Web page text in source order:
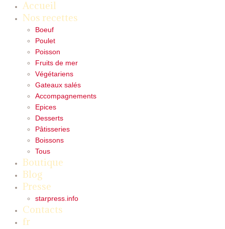
Accueil
Nos recettes
Boeuf
Poulet
Poisson
Fruits de mer
Végétariens
Gateaux salés
Accompagnements
Epices
Desserts
Pâtisseries
Boissons
Tous
Boutique
Blog
Presse
starpress.info
Contacts
fr